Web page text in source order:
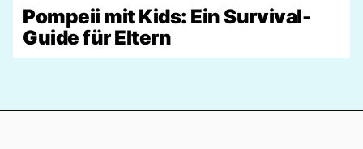
Pompeii mit Kids: Ein Survival-
Guide für Eltern